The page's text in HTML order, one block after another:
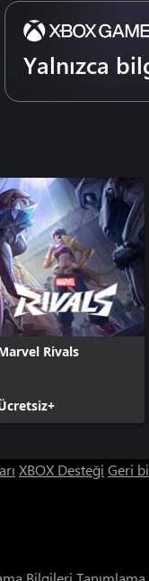
Yalnızca
Rivals
XBOX Desteği Geri